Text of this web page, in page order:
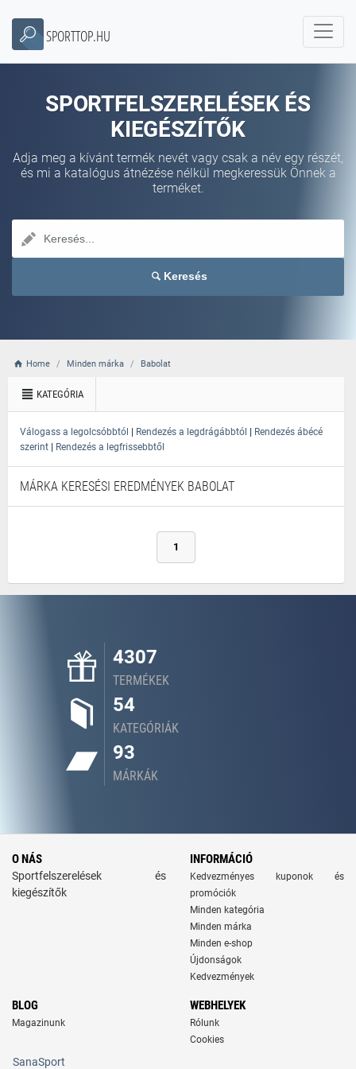
SPORTTOP.HU
SPORTFELSZERELÉSEK ÉS
KIEGÉSZÍTŐK
Adja meg a kívánt termék nevét vagy csak a név egy részét,
és mi a katalógus átnézése nélkül megkeressük Önnek a
terméket.
Keresés
Home Minden márka Babolat
KATEGÓRIA
Válogass a legolcsóbbtól | Rendezés a legdrágábbtól | Rendezés ábécé
szerint | Rendezés a legfrissebbtől
MÁRKA KERESÉSI EREDMÉNYEK BABOLAT
1
4307
TERMÉKEK
54
KATEGÓRIÁK
93
MÁRKÁK
O NÁS
Sportfelszerelések és
kiegészítők
INFORMÁCIÓ
Kedvezményes kuponok és
promóciók
Minden kategória
Minden márka
Minden e-shop
Újdonságok
Kedvezmények
BLOG
Magazinunk
WEBHELYEK
Rólunk
Cookies
SanaSport